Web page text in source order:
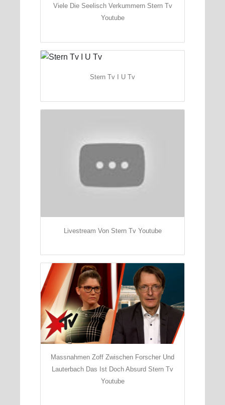
Viele Die Seelisch Verkummern Stern Tv
Youtube
Stern Tv I U Tv
Livestream Von Stern Tv Youtube
Massnahmen Zoff Zwischen Forscher Und
Lauterbach Das Ist Doch Absurd Stern Tv
Youtube